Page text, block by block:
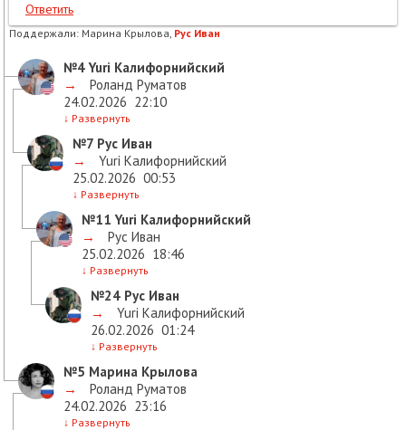
Ответить
Поддержали: Марина Крылова, Рус Иван
№4Yuri Калифорнийский
→
Роланд Руматов
24.02.2026 22:10
↓ Развернуть
№7 Рус Иван
→
Yuri Калифорнийский
25.02.2026 00:53
↓ Развернуть
№11 Yuri Калифорнийский
→
Рус Иван
25.02.2026 18:46
↓ Развернуть
№24 Рус Иван
→
Yuri Калифорнийский
26.02.2026 01:24
↓ Развернуть
№5 Марина Крылова
→
Роланд Руматов
24.02.2026 23:16
↓ Развернуть